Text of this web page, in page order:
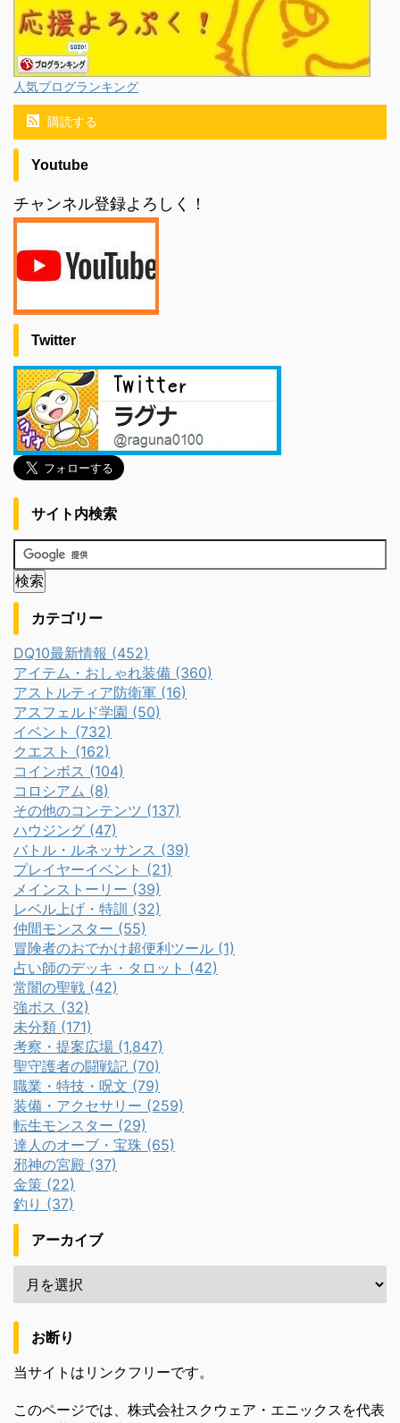
人気ブログランキング
購読する
Youtube
チャンネル登録よろしく！
Twitter
サイト内検索
カテゴリー
DQ10最新情報 (452)
アイテム・おしゃれ装備 (360)
アストルティア防衛軍 (16)
アスフェルド学園 (50)
イベント (732)
クエスト (162)
コインボス (104)
コロシアム (8)
その他のコンテンツ (137)
ハウジング (47)
バトル・ルネッサンス (39)
プレイヤーイベント (21)
メインストーリー (39)
レベル上げ・特訓 (32)
仲間モンスター (55)
冒険者のおでかけ超便利ツール (1)
占い師のデッキ・タロット (42)
常闇の聖戦 (42)
強ボス (32)
未分類 (171)
考察・提案広場 (1,847)
聖守護者の闘戦記 (70)
職業・特技・呪文 (79)
装備・アクセサリー (259)
転生モンスター (29)
達人のオーブ・宝珠 (65)
邪神の宮殿 (37)
金策 (22)
釣り (37)
アーカイブ
お断り
当サイトはリンクフリーです。
このページでは、株式会社スクウェア・エニックスを代表